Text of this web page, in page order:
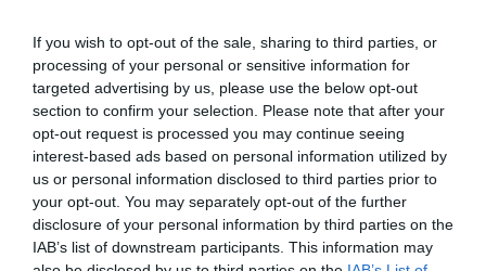
If you wish to opt-out of the sale, sharing to third parties, or
processing of your personal or sensitive information for
targeted advertising by us, please use the below opt-out
section to confirm your selection. Please note that after your
opt-out request is processed you may continue seeing
interest-based ads based on personal information utilized by
us or personal information disclosed to third parties prior to
your opt-out. You may separately opt-out of the further
disclosure of your personal information by third parties on the
IAB’s list of downstream participants. This information may
SOCIEDAD
Memes. Gandalf y el mediano
Redacción 09/08/26 06:00
Los cambios del Papa León XIV: lentos pero
acertados